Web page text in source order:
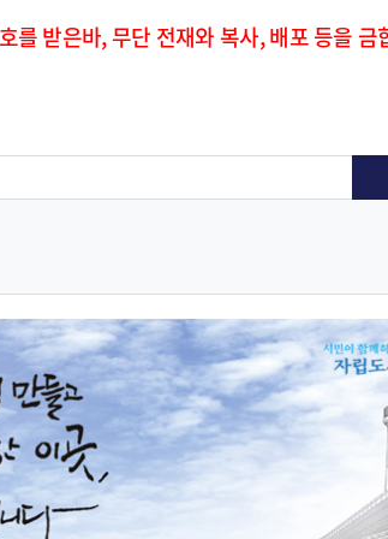
받은바, 무단 전재와 복사, 배포 등을 금